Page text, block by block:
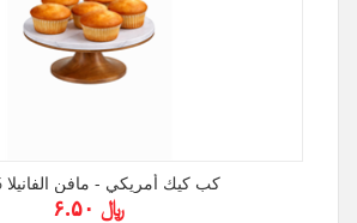
كب كيك أمريكي - مافن الفانيلا 6 قطع
﷼ ۶.۵۰